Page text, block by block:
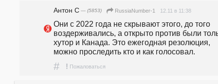
Антон С — (5853) RussiaNumber-1 12.11 в 11:38
Они с 2022 года не скрывают этого, до того
воздерживались, а открыто против были
хутор и Канада. Это ежегодная резолюция,
можно проследить кто и как голосовал.
# ! Пожаловаться